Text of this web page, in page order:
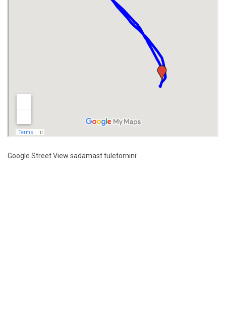
Google Street View sadamast tuletornini: